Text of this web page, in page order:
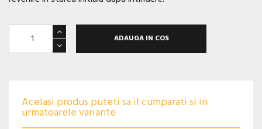
ADAUGA IN COS
Acelasi produs puteti sa il cumparati si in
urmatoarele variante